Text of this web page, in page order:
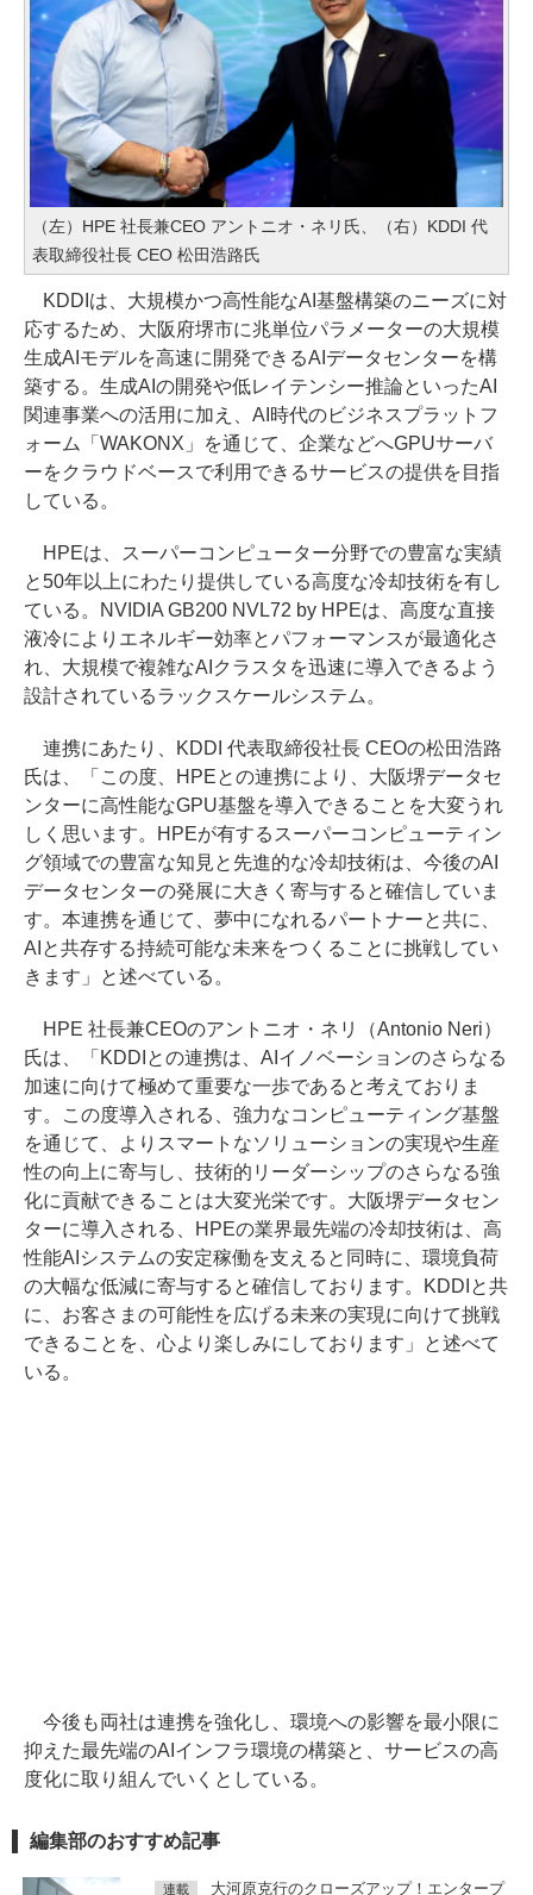
（左）HPE 社長兼CEO アントニオ・ネリ氏、（右）KDDI 代
表取締役社長 CEO 松田浩路氏
KDDIは、大規模かつ高性能なAI基盤構築のニーズに対
応するため、大阪府堺市に兆単位パラメーターの大規模
生成AIモデルを高速に開発できるAIデータセンターを構
築する。生成AIの開発や低レイテンシー推論といったAI
関連事業への活用に加え、AI時代のビジネスプラットフ
ォーム「WAKONX」を通じて、企業などへGPUサーバ
ーをクラウドベースで利用できるサービスの提供を目指
している。
HPEは、スーパーコンピューター分野での豊富な実績
と50年以上にわたり提供している高度な冷却技術を有し
ている。NVIDIA GB200 NVL72 by HPEは、高度な直接
液冷によりエネルギー効率とパフォーマンスが最適化さ
れ、大規模で複雑なAIクラスタを迅速に導入できるよう
設計されているラックスケールシステム。
連携にあたり、KDDI 代表取締役社長 CEOの松田浩路
氏は、「この度、HPEとの連携により、大阪堺データセ
ンターに高性能なGPU基盤を導入できることを大変うれ
しく思います。HPEが有するスーパーコンピューティン
グ領域での豊富な知見と先進的な冷却技術は、今後のAI
データセンターの発展に大きく寄与すると確信していま
す。本連携を通じて、夢中になれるパートナーと共に、
AIと共存する持続可能な未来をつくることに挑戦してい
きます」と述べている。
HPE 社長兼CEOのアントニオ・ネリ（Antonio Neri）
氏は、「KDDIとの連携は、AIイノベーションのさらなる
加速に向けて極めて重要な一歩であると考えておりま
す。この度導入される、強力なコンピューティング基盤
を通じて、よりスマートなソリューションの実現や生産
性の向上に寄与し、技術的リーダーシップのさらなる強
化に貢献できることは大変光栄です。大阪堺データセン
ターに導入される、HPEの業界最先端の冷却技術は、高
性能AIシステムの安定稼働を支えると同時に、環境負荷
の大幅な低減に寄与すると確信しております。KDDIと共
に、お客さまの可能性を広げる未来の実現に向けて挑戦
できることを、心より楽しみにしております」と述べて
いる。
今後も両社は連携を強化し、環境への影響を最小限に
抑えた最先端のAIインフラ環境の構築と、サービスの高
度化に取り組んでいくとしている。
編集部のおすすめ記事
連載 大河原克行のクローズアップ！エンタープ